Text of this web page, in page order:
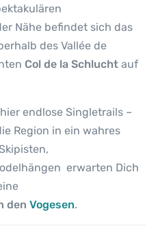
Nähe befindet sich das
des Vallée de
Col de la Schlucht auf
endlose Singletrails –
Region in ein wahres
erwarten Dich
den Vogesen.